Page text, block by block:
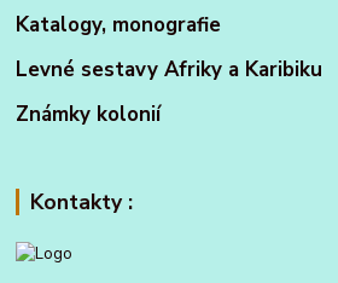
Katalogy, monografie
Levné sestavy Afriky a Karibiku
Známky kolonií
Kontakty :